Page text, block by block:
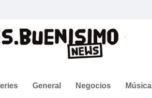
General Negocios Música